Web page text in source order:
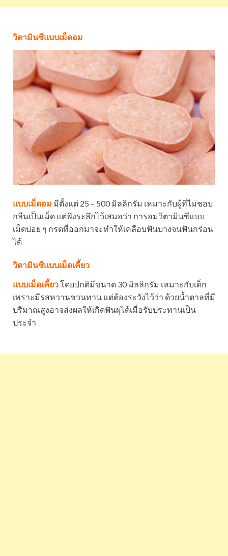
วิตามินซีแบบเม็ดอม
แบบเม็ดอม มีตั้งแต่ 25 – 500 มิลลิกรัม เหมาะกับผู้ที่ไม่ชอบ
กลืนเป็นเม็ด แต่พึงระลึกไว้เสมอว่า การอมวิตามินซีแบบ
เม็ดบ่อย ๆ กรดที่ออกมาจะทำให้เคลือบฟันบางจนฟันกร่อน
ได้
วิตามินซีแบบเม็ดเคี้ยว
แบบเม็ดเคี้ยวโดยปกติมีขนาด 30 มิลลิกรัม เหมาะกับเด็ก
เพราะมีรสหวานชวนทาน แต่ต้องระวังไว้ว่า ด้วยน้ำตาลที่มี
ปริมาณสูงอาจส่งผลให้เกิดฟันผุได้เมื่อรับประทานเป็น
ประจำ